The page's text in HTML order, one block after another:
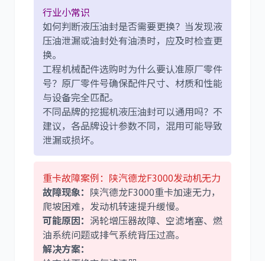
尼桑
行业小常识
如何判断液压油封是否需要更换？当发现液
压油泄漏或油封处有油渍时，应及时检查更
换。
工程机械配件选购时为什么要认准原厂零件
号？原厂零件号确保配件尺寸、材质和性能
与设备完全匹配。
不同品牌的挖掘机液压油封可以通用吗？不
建议，各品牌设计参数不同，混用可能导致
泄漏或损坏。
重卡故障案例：陕汽德龙F3000发动机无力
故障现象： 陕汽德龙F3000重卡加速无力，
爬坡困难，发动机转速提升缓慢。
可能原因： 涡轮增压器故障、空滤堵塞、燃
油系统问题或排气系统背压过高。
解决方案：